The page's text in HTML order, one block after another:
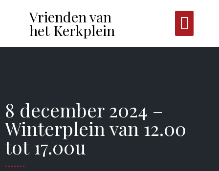
Vrienden van
het Kerkplein
8 december 2024 –
Winterplein van 12.00
tot 17.00u